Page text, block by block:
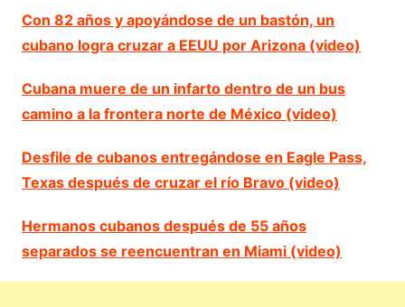
Con 82 años y apoyándose de un bastón, un
cubano logra cruzar a EEUU por Arizona (video)
Cubana muere de un infarto dentro de un bus
camino a la frontera norte de México (video)
Desfile de cubanos entregándose en Eagle Pass,
Texas después de cruzar el río Bravo (video)
Hermanos cubanos después de 55 años
separados se reencuentran en Miami (video)